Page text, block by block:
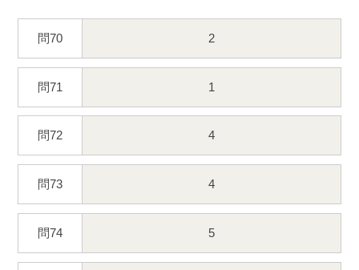
問70 2
問71 1
問72 4
問73 4
問74 5